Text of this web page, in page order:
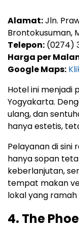
Alamat:Jln.
Brontokusuman,
Telepon: (0274)
Harga per
Google Maps:
Hotel ini menjadi
Yogyakarta.
ulang, dan
hanya estetis,
Pelayanan di sini
hanya sopan
keberlanjutan,
tempat makan
lokal yang ramah
4. The